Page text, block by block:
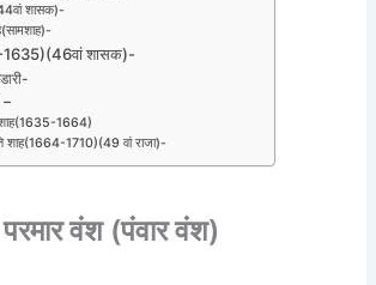
शासक)-
1635)(46वां शासक)-
–
1664)
शाह(1664-1710)(49 वां राजा)-
परमार वंश (पंवार वंश)